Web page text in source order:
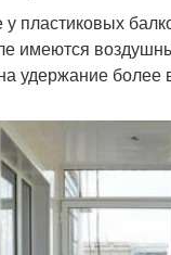
пластиковых
имеются
удержание